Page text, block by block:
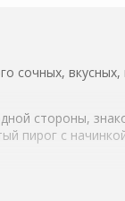
сочных,
стороны,
пирог с